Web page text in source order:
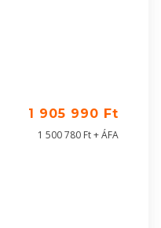
1 905 990 Ft
1 500 780 Ft + ÁFA